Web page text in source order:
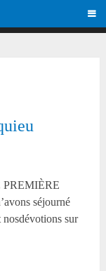
PREMIÈRE
séjourné
nosdévotions sur